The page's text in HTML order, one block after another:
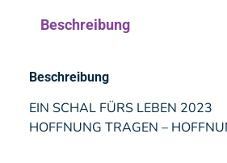
Beschreibung
Beschreibung
EIN SCHAL FÜRS LEBEN 2023
HOFFNUNG TRAGEN –